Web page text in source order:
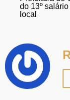
do 13º
local